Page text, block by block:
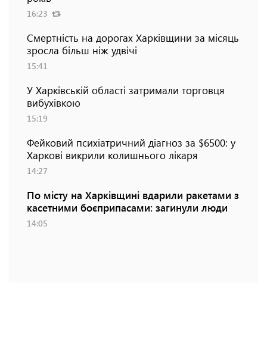
16:23
Смертність на дорогах Харківщини за місяць
зросла більш ніж удвічі
15:41
У Харківській області затримали торговця
вибухівкою
15:19
Фейковий психіатричний діагноз за $6500: у
Харкові викрили колишнього лікаря
14:27
По місту на Харківщині вдарили ракетами з
касетними боєприпасами: загинули люди
14:05